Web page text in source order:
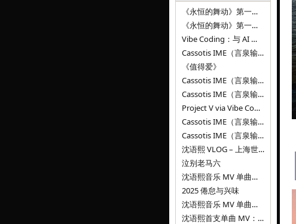
《永恒的舞动》第一百二十八章
《永恒的舞动》第一百二十七章
Vibe Coding：与 AI 并肩进步——言泉输入法 v0.4.1
Cassotis IME（言泉输入法）v0.3.1
《值得爱》
Cassotis IME（言泉输入法）v0.2.0
Cassotis IME（言泉输入法）v0.1.0
Project V via Vibe Coding
Cassotis IME（言泉输入法）阶段二
Cassotis IME（言泉输入法）
沈语熙 VLOG – 上海世博文化公园双子山
泣别老马六
沈语熙音乐 MV 单曲第三弹：代码与白T恤
2025 倦怠与兴味
沈语熙音乐 MV 单曲第二弹：优雅时间
沈语熙首支单曲 MV：告别的倒影